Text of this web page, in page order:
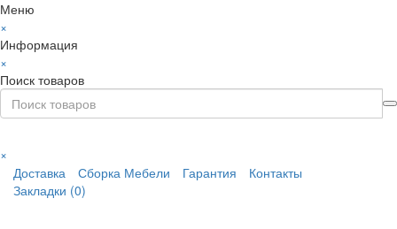
Меню
×
Информация
×
Поиск товаров
×
Доставка
Сборка Мебели Гарантия
Контакты
Закладки (0)